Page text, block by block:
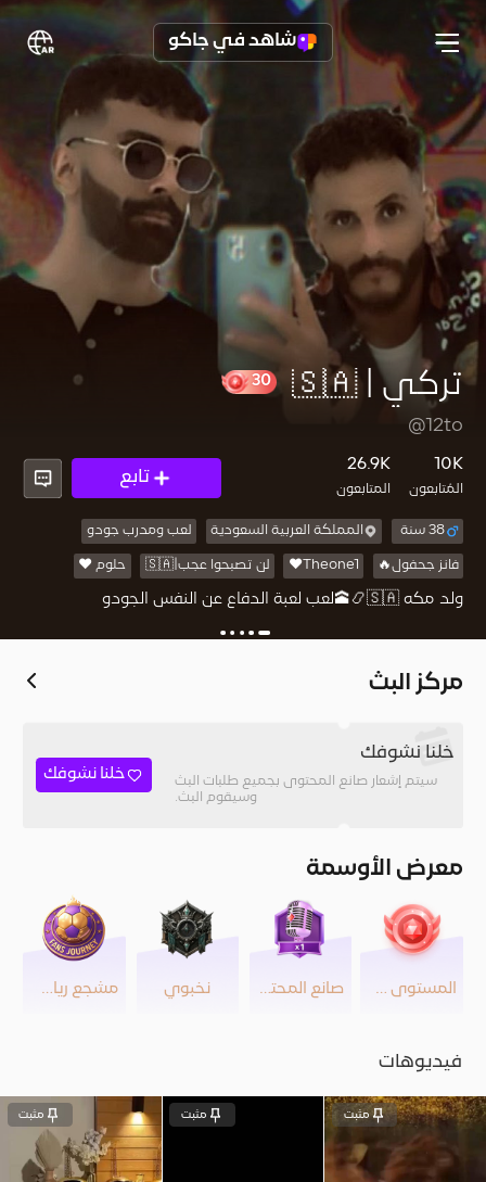
شاهد في جاكو
تركي | 🇸🇦
@12to
10K
المُتابعون
26.9K
المتابعون
تابع
38 سنة المملكة العربية السعودية لعب ومدرب جودو
فانز جحفول🔥 Theone1❤️ لن تصبحوا عجب|🇸🇦 حلوم ❤️
ولد مكه 🇸🇦📿🕋لعب لعبة الدفاع عن النفس الجودو
مركز البث
خلنا نشوفك
سيتم إشعار صانع المحتوى بجميع طلبات البث
وسيقوم البث.
خلنا نشوفك
معرض الأوسمة
المستوى 30 صانع المحتوى نخبوي مشجع رياضي
فيديوهات
مثبت مثبت مثبت